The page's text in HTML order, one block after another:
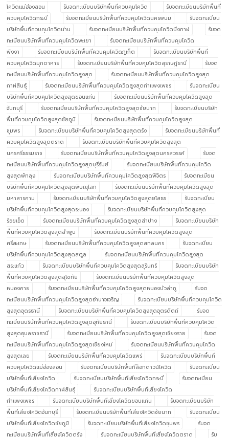
โควิดแม่ฮ่องสอน
รับจดทะเบียนบริษัทพื้นที่ควบคุมโควิด
รับจดทะเบียนบริษัทพื้นที่
ควบคุมโควิดกระบี่
รับจดทะเบียนบริษัทพื้นที่ควบคุมโควิดนครพนม
รับจดทะเบียน
บริษัทพื้นที่ควบคุมโควิดน่าน
รับจดทะเบียนบริษัทพื้นที่ควบคุมโควิดบึงกาฬ
รับจด
ทะเบียนบริษัทพื้นที่ควบคุมโควิดพะเยา
รับจดทะเบียนบริษัทพื้นที่ควบคุมโควิด
พังงา
รับจดทะเบียนบริษัทพื้นที่ควบคุมโควิดภูเก็ต
รับจดทะเบียนบริษัทพื้นที่
ควบคุมโควิดมุกดาหาร
รับจดทะเบียนบริษัทพื้นที่ควบคุมโควิดสุราษฎ์ธานี
รับจด
ทะเบียนบริษัทพื้นที่ควบคุมโควิดสูงสุด
รับจดทะเบียนบริษัทพื้นที่ควบคุมโควิดสูงสุด
กาฬสินธุ์
รับจดทะเบียนบริษัทพื้นที่ควบคุมโควิดสูงสุดกำแพงเพชร
รับจดทะเบียน
บริษัทพื้นที่ควบคุมโควิดสูงสุดขอนแก่น
รับจดทะเบียนบริษัทพื้นที่ควบคุมโควิดสูงสุด
จันทบุรี
รับจดทะเบียนบริษัทพื้นที่ควบคุมโควิดสูงสุดชัยนาท
รับจดทะเบียนบริษัท
พื้นที่ควบคุมโควิดสูงสุดชัยภูมิ
รับจดทะเบียนบริษัทพื้นที่ควบคุมโควิดสูงสุด
ชุมพร
รับจดทะเบียนบริษัทพื้นที่ควบคุมโควิดสูงสุดตรัง
รับจดทะเบียนบริษัทพื้นที่
ควบคุมโควิดสูงสุดตราด
รับจดทะเบียนบริษัทพื้นที่ควบคุมโควิดสูงสุด
นครศรีธรรมราช
รับจดทะเบียนบริษัทพื้นที่ควบคุมโควิดสูงสุดนครสวรรค์
รับจด
ทะเบียนบริษัทพื้นที่ควบคุมโควิดสูงสุดบุรีรัมย์
รับจดทะเบียนบริษัทพื้นที่ควบคุมโควิด
สูงสุดพัทลุง
รับจดทะเบียนบริษัทพื้นที่ควบคุมโควิดสูงสุดพิจิตร
รับจดทะเบียน
บริษัทพื้นที่ควบคุมโควิดสูงสุดพิษณุโลก
รับจดทะเบียนบริษัทพื้นที่ควบคุมโควิดสูงสุด
มหาสารคาม
รับจดทะเบียนบริษัทพื้นที่ควบคุมโควิดสูงสุดยโสธร
รับจดทะเบียน
บริษัทพื้นที่ควบคุมโควิดสูงสุดระนอง
รับจดทะเบียนบริษัทพื้นที่ควบคุมโควิดสูงสุด
ร้อยเอ็ด
รับจดทะเบียนบริษัทพื้นที่ควบคุมโควิดสูงสุดลำปาง
รับจดทะเบียนบริษัท
พื้นที่ควบคุมโควิดสูงสุดลำพูน
รับจดทะเบียนบริษัทพื้นที่ควบคุมโควิดสูงสุด
ศรีสะเกษ
รับจดทะเบียนบริษัทพื้นที่ควบคุมโควิดสูงสุดสกลนคร
รับจดทะเบียน
บริษัทพื้นที่ควบคุมโควิดสูงสุดสตูล
รับจดทะเบียนบริษัทพื้นที่ควบคุมโควิดสูงสุด
สระแก้ว
รับจดทะเบียนบริษัทพื้นที่ควบคุมโควิดสูงสุดสุรินทร์
รับจดทะเบียนบริษัท
พื้นที่ควบคุมโควิดสูงสุดสุโขทัย
รับจดทะเบียนบริษัทพื้นที่ควบคุมโควิดสูงสุด
หนองคาย
รับจดทะเบียนบริษัทพื้นที่ควบคุมโควิดสูงสุดหนองบัวลำภู
รับจด
ทะเบียนบริษัทพื้นที่ควบคุมโควิดสูงสุดอำนาจเจริญ
รับจดทะเบียนบริษัทพื้นที่ควบคุมโควิด
สูงสุดอุดรธานี
รับจดทะเบียนบริษัทพื้นที่ควบคุมโควิดสูงสุดอุตรดิตถ์
รับจด
ทะเบียนบริษัทพื้นที่ควบคุมโควิดสูงสุดอุทัยธานี
รับจดทะเบียนบริษัทพื้นที่ควบคุมโควิด
สูงสุดอุบลราชธานี
รับจดทะเบียนบริษัทพื้นที่ควบคุมโควิดสูงสุดเชียงราย
รับจด
ทะเบียนบริษัทพื้นที่ควบคุมโควิดสูงสุดเชียงใหม่
รับจดทะเบียนบริษัทพื้นที่ควบคุมโควิด
สูงสุดเลย
รับจดทะเบียนบริษัทพื้นที่ควบคุมโควิดแพร่
รับจดทะเบียนบริษัทพื้นที่
ควบคุมโควิดแม่ฮ่องสอน
รับจดทะเบียนบริษัทพื้นที่ล็อกดาวน์โควิด
รับจดทะเบียน
บริษัทพื้นที่เสี่ยงโควิด
รับจดทะเบียนบริษัทพื้นที่เสี่ยงโควิดกระบี่
รับจดทะเบียน
บริษัทพื้นที่เสี่ยงโควิดกาฬสินธุ์
รับจดทะเบียนบริษัทพื้นที่เสี่ยงโควิด
กำแพงเพชร
รับจดทะเบียนบริษัทพื้นที่เสี่ยงโควิดขอนแก่น
รับจดทะเบียนบริษัท
พื้นที่เสี่ยงโควิดจันทบุรี
รับจดทะเบียนบริษัทพื้นที่เสี่ยงโควิดชัยนาท
รับจดทะเบียน
บริษัทพื้นที่เสี่ยงโควิดชัยภูมิ
รับจดทะเบียนบริษัทพื้นที่เสี่ยงโควิดชุมพร
รับจด
ทะเบียนบริษัทพื้นที่เสี่ยงโควิดตรัง
รับจดทะเบียนบริษัทพื้นที่เสี่ยงโควิดตราด รับ